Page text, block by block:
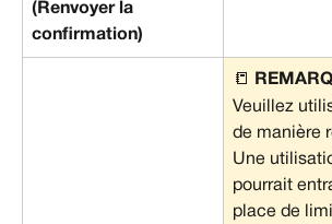
(Renvoyer la
confirmation)
📒
Veuillez
de manière
Une
pourrait
place de